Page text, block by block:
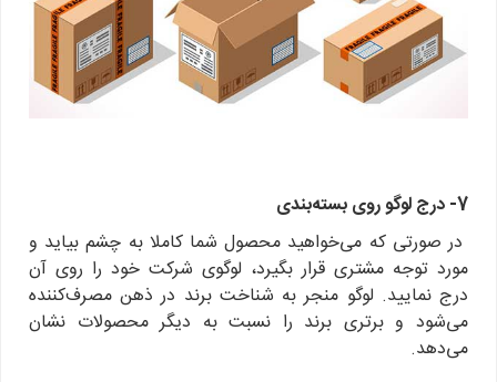
7- درج لوگو روی بسته‌بندی
در صورتی که می‌خواهید محصول شما کاملا به چشم بیاید و
مورد توجه مشتری قرار بگیرد، لوگوی شرکت خود را روی آن
درج نمایید. لوگو منجر به شناخت برند در ذهن مصرف‌کننده
می‌شود و برتری برند را نسبت به دیگر محصولات نشان
می‌دهد.